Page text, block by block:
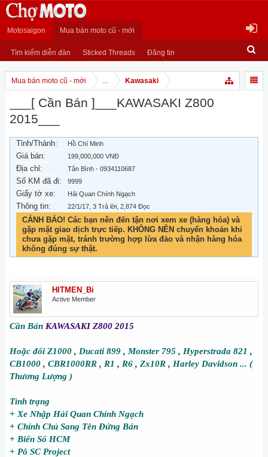
Motosaigon Mua bán moto cũ - mới
Tìm kiếm diễn đàn Sticked Threads Đăng tin
Mua bán moto cũ - mới ... Kawasaki
___[ Cần Bán ]___KAWASAKI Z800
2015___
Tỉnh/Thành: Hồ Chí Minh
Giá bán: 199,000,000 VNĐ
Địa chỉ: Tân Bình - 0934110687
Số KM đã đi: 9999
Giấy tờ xe: Hải Quan Chính Ngạch
Thông tin: 22/1/17 , 3 Trả lời, 2,874 Đọc
CẢNH BÁO! Các bạn nên đến tận nơi xem xe (hàng hóa) và
gặp mặt giao dịch trực tiếp. KHÔNG NÊN chuyển khoản khi
chưa gặp mặt, tránh trường hợp lừa đảo và nhận hàng hóa
không đúng sự thật.
HITMEN_Bi
Active Member
Cần Bán KAWASAKI Z800 2015
Hoặc đổi Z1000 , Ducati 899 , Monster 795 , Hyperstrada 821 ,
CB1000 , CBR1000RR , R1 , R6 , Zx10R , Harley Davidson ... (
Thương Lượng )
Tình trạng
+ Xe Nhập Hải Quan Chính Ngạch
+ Chính Chủ Sang Tên Đứng Bán
+ Biển Số HCM
+ Pô SC Project